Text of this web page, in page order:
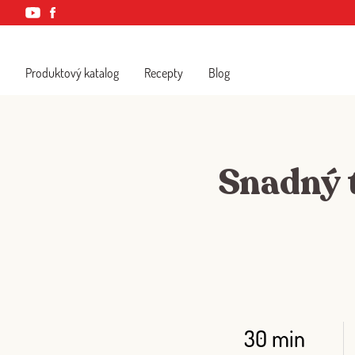
Produktový katalog Recepty Blog
30 min